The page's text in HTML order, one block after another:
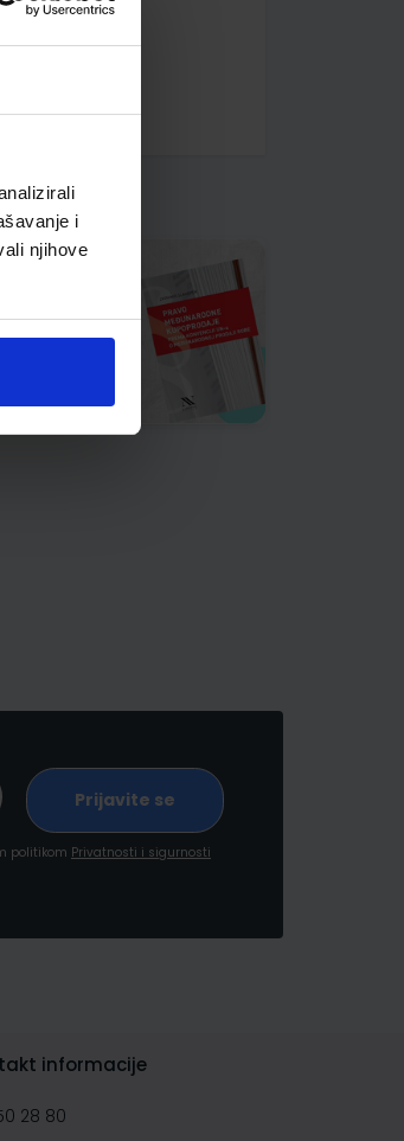
i
njihove
politikom Privatnosti i sigurnosti
informacije
28 80